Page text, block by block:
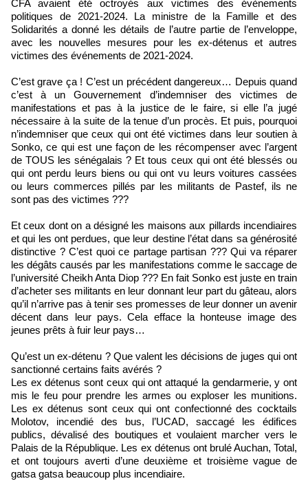
CFA avaient été octroyés aux victimes des évènements
politiques de 2021-2024. La ministre de la Famille et des
Solidarités a donné les détails de l’autre partie de l’enveloppe,
avec les nouvelles mesures pour les ex-détenus et autres
victimes des événements de 2021-2024.
C’est grave ça ! C’est un précédent dangereux… Depuis quand
c’est à un Gouvernement d’indemniser des victimes de
manifestations et pas à la justice de le faire, si elle l’a jugé
nécessaire à la suite de la tenue d’un procès. Et puis, pourquoi
n’indemniser que ceux qui ont été victimes dans leur soutien à
Sonko, ce qui est une façon de les récompenser avec l’argent
de TOUS les sénégalais ? Et tous ceux qui ont été blessés ou
qui ont perdu leurs biens ou qui ont vu leurs voitures cassées
ou leurs commerces pillés par les militants de Pastef, ils ne
sont pas des victimes ???
Et ceux dont on a désigné les maisons aux pillards incendiaires
et qui les ont perdues, que leur destine l’état dans sa générosité
distinctive ? C’est quoi ce partage partisan ??? Qui va réparer
les dégâts causés par les manifestations comme le saccage de
l’université Cheikh Anta Diop ??? En fait Sonko est juste en train
d’acheter ses militants en leur donnant leur part du gâteau, alors
qu’il n’arrive pas à tenir ses promesses de leur donner un avenir
décent dans leur pays. Cela efface la honteuse image des
jeunes prêts à fuir leur pays…
Qu’est un ex-détenu ? Que valent les décisions de juges qui ont
sanctionné certains faits avérés ?
Les ex détenus sont ceux qui ont attaqué la gendarmerie, y ont
mis le feu pour prendre les armes ou exploser les munitions.
Les ex détenus sont ceux qui ont confectionné des cocktails
Molotov, incendié des bus, l’UCAD, saccagé les édifices
publics, dévalisé des boutiques et voulaient marcher vers le
Palais de la République. Les ex détenus ont brulé Auchan, Total,
et ont toujours averti d’une deuxième et troisième vague de
gatsa gatsa beaucoup plus incendiaire.